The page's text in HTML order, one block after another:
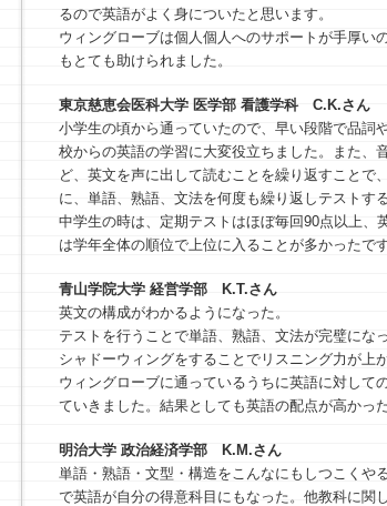
るので英語がよく身についたと思います。
ウィングローブは個人個人へのサポートが手厚い
もとても助けられました。
東京慈恵会医科大学 医学部 看護学科 C.K.さん
⼩学⽣の頃から通っていたので、早い段階で品詞
校からの英語の学習に⼤変役⽴ちました。また、
ど、英⽂を声に出して読むことを繰り返すことで
に、単語、熟語、⽂法を何度も繰り返しテストす
中学⽣の時は、定期テストはほぼ毎回90点以上
は学年全体の順位で上位に⼊ることが多かったで
青山学院大学 経営学部
K.T.さん
英文の構成がわかるようになった。
テストを行うことで単語、熟語、文法が完璧になっ
シャドーウィングをすることでリスニング力が上が
ウィングローブに通っているうちに英語に対して
ていきました。結果としても英語の配点が高かっ
明治大学 政治経済学部
K.M.さん
単語・熟語・文型・構造をこんなにもしつこくや
で英語が自分の得意科目にもなった。他教科に関